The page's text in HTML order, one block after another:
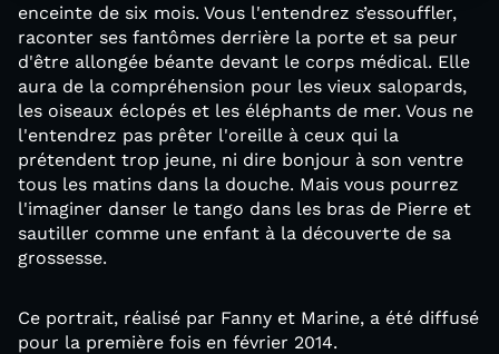
enceinte de six mois. Vous l'entendrez s’essouffler,
raconter ses fantômes derrière la porte et sa peur
d'être allongée béante devant le corps médical. Elle
aura de la compréhension pour les vieux salopards,
les oiseaux éclopés et les éléphants de mer. Vous ne
l'entendrez pas prêter l'oreille à ceux qui la
prétendent trop jeune, ni dire bonjour à son ventre
tous les matins dans la douche. Mais vous pourrez
l'imaginer danser le tango dans les bras de Pierre et
sautiller comme une enfant à la découverte de sa
grossesse.
Ce portrait, réalisé par Fanny et Marine, a été diffusé
pour la première fois en février 2014.